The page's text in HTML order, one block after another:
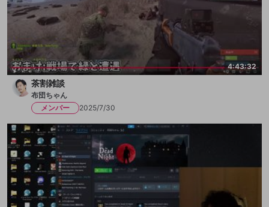
4:43:32
茶割雑談
布団ちゃん
メンバー
2025/7/30